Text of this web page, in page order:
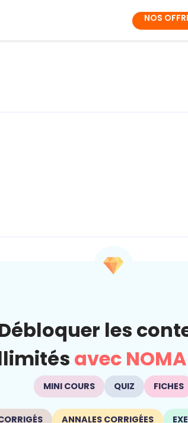
NOS
les
avec
MINI COURS QUIZ FICHES
ANNALES CORRIGÉES